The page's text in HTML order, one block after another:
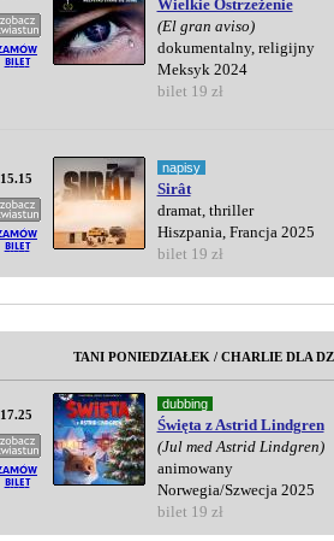
Wielkie Ostrzeżenie
(El gran aviso)
dokumentalny, religijny
Meksyk 2024
bilet 19 zł
15.15
napisy
Sirât
dramat, thriller
Hiszpania, Francja 2025
bilet 19 zł
TANI PONIEDZIAŁEK / CHARLIE DLA
17.25
dubbing
Święta z Astrid Lindgren
(Jul med Astrid Lindgren)
animowany
Norwegia/Szwecja 2025
bilet 19 zł